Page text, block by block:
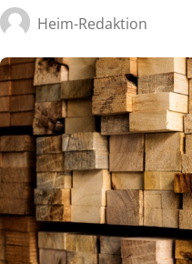
Heim-Redaktion